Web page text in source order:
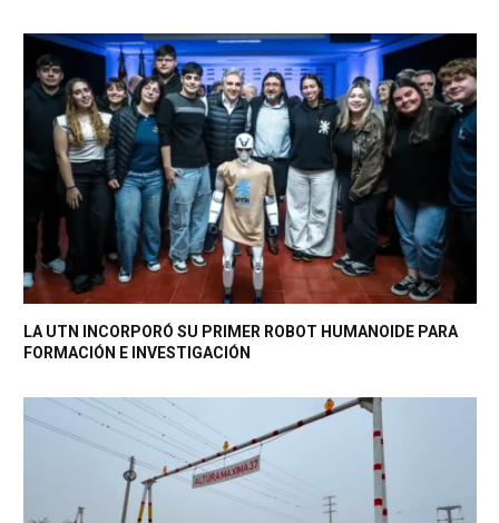
LA UTN INCORPORÓ SU PRIMER ROBOT HUMANOIDE PARA
FORMACIÓN E INVESTIGACIÓN